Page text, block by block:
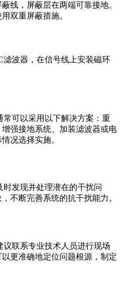
线，屏蔽层在两端可靠接地。
双重屏蔽措施。
波器，在信号线上安装磁环
可以采用以下解决方案：重
强接地系统、加装滤波器或电
况选择实施。
发现并处理潜在的干扰问
不断完善系统的抗干扰能力。
联系专业技术人员进行现场
更准确地定位问题根源，制定